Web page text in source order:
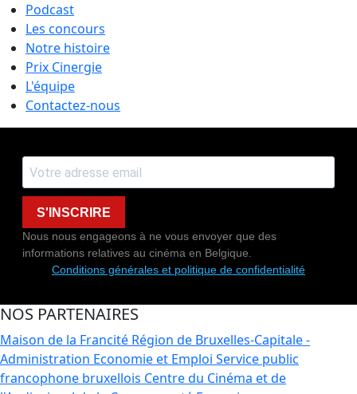
Podcast
Les concours
Notre histoire
Prix Cinergie
L'équipe
Contactez-nous
S'INSCRIRE
Nous nous engageons à ne vous envoyer que des
informations relatives au cinéma en Belgique.
Conditions générales et politique de confidentialité
NOS PARTENAIRES
Maison de la Francité Région de Bruxelles-Capitale -
Administration Economie et Emploi Service public
francophone bruxellois Centre du Cinéma et de